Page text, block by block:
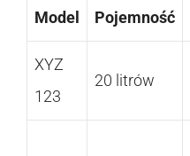
Model Pojemność
XYZ
123
20 litrów